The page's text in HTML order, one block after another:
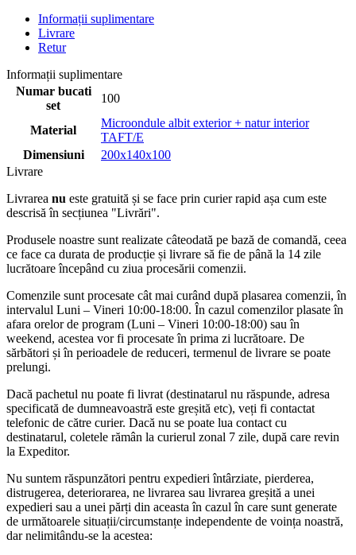
Informații suplimentare
Livrare
Retur
Informații suplimentare
Numar bucati
set
100
Material
Microondule albit exterior + natur interior
TAFT/E
Dimensiuni
200x140x100
Livrare
Livrarea nu este gratuită și se face prin curier rapid așa cum este
descrisă în secțiunea "Livrări".
Produsele noastre sunt realizate câteodată pe bază de comandă, ceea
ce face ca durata de producție și livrare să fie de până la 14 zile
lucrătoare începând cu ziua procesării comenzii.
Comenzile sunt procesate cât mai curând după plasarea comenzii, în
intervalul Luni – Vineri 10:00-18:00. În cazul comenzilor plasate în
afara orelor de program (Luni – Vineri 10:00-18:00) sau în
weekend, acestea vor fi procesate în prima zi lucrătoare. De
sărbători și în perioadele de reduceri, termenul de livrare se poate
prelungi.
Dacă pachetul nu poate fi livrat (destinatarul nu răspunde, adresa
specificată de dumneavoastră este greșită etc), veți fi contactat
telefonic de către curier. Dacă nu se poate lua contact cu
destinatarul, coletele rămân la curierul zonal 7 zile, după care revin
la Expeditor.
Nu suntem răspunzători pentru expedieri întârziate, pierderea,
distrugerea, deteriorarea, ne livrarea sau livrarea greșită a unei
expedieri sau a unei părți din aceasta în cazul în care sunt generate
de următoarele situații/circumstanțe independente de voința noastră,
dar nelimitându-se la acestea: